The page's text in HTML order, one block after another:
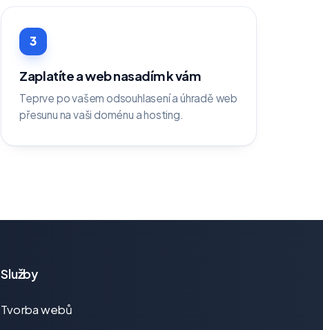
3
Zaplatíte a web nasadím k vám
Teprve po vašem odsouhlasení a úhradě web
přesunu na vaši doménu a hosting.
Služby
Tvorba webů